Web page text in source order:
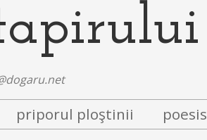
priporul ploştinii poesis